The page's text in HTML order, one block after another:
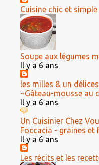
Cuisine chic et simple
Soupe aux légumes
Il y a 6 ans
les milles & un
~Gâteau-mousse au
Il y a 6 ans
Un Cuisinier Chez
Foccacia - graines et
Il y a 6 ans
Les récits et les